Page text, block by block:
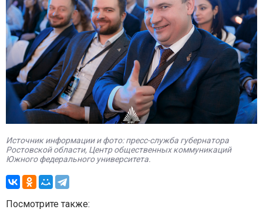
Источник информации и фото: пресс-служба губернатора
Ростовской области, Центр общественных коммуникаций
Южного федерального университета.
Посмотрите также: